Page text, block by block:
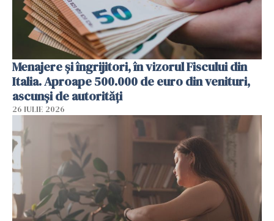
Menajere și îngrijitori, în vizorul Fiscului din
Italia. Aproape 500.000 de euro din venituri,
ascunși de autorități
26 IULIE 2026